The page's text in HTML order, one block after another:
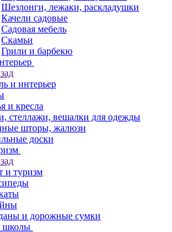
Шезлонги, лежаки, раскладушки
Качели садовые
Садовая мебель
Скамьи
Грили и барбекю
и интерьер
и кресла
стеллажи, вешалки для одежды
шторы, жалюзи
доски
и туризм
и дорожные сумки
школы